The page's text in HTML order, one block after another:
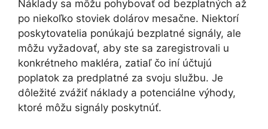
Náklady sa môžu pohybovať od bezplatných až
po niekoľko stoviek dolárov mesačne. Niektorí
poskytovatelia ponúkajú bezplatné signály, ale
môžu vyžadovať, aby ste sa zaregistrovali u
konkrétneho makléra, zatiaľ čo iní účtujú
poplatok za predplatné za svoju službu. Je
dôležité zvážiť náklady a potenciálne výhody,
ktoré môžu signály poskytnúť.